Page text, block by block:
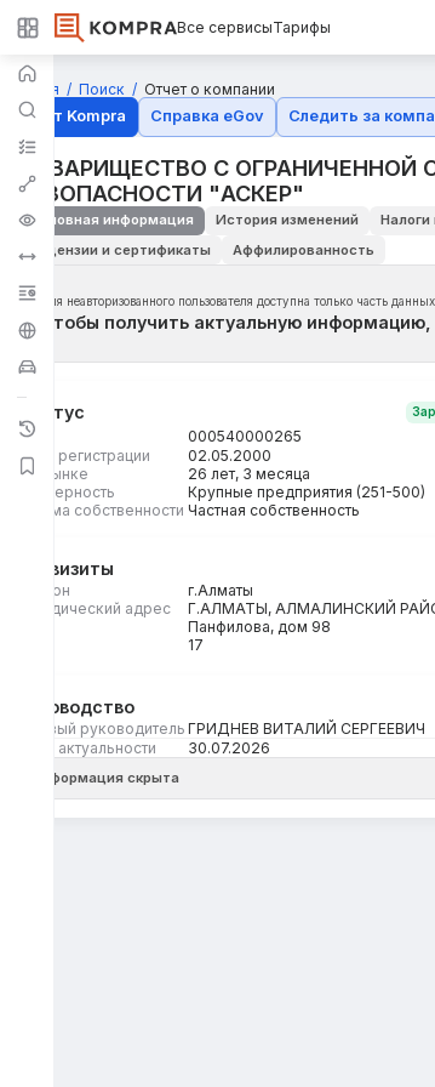
Все сервисыТарифы
Главная Поиск
Отчет о компании
Отчёт Kompra
Справка eGov Следить за
ТОВАРИЩЕСТВО С
БЕЗОПАСНОСТИ "АСКЕР"
Основная информация История изменений
Лицензии и сертификаты
Аффилированность
Для неавторизованного пользователя доступна только часть данных
Чтобы получить актуальную информацию,
Статус
БИН
000540000265
Дата регистрации
02.05.2000
На рынке
26 лет, 3 месяца
Размерность
Крупные предприятия (251-500)
Форма собственности Частная собственность
Реквизиты
Регион
г.Алматы
Юридический адрес
Г.АЛМАТЫ, АЛМАЛИНСКИЙ
Панфилова, дом 98
17
Руководство
Первый руководитель ГРИДНЕВ ВИТАЛИЙ СЕРГЕЕВИЧ
Дата актуальности
30.07.2026
Информация скрыта